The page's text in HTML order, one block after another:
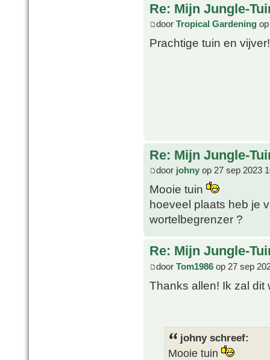
Re: Mijn Jungle-
door Tropical Gardening
Prachtige tuin en vijver!
Re: Mijn Jungle-
door johny op 27 sep 2023
Mooie tuin
hoeveel plaats heb je
wortelbegrenzer ?
Re: Mijn Jungle-
door Tom1986 op 27 sep
Thanks allen! Ik zal dit
johny schreef:
Mooie tuin